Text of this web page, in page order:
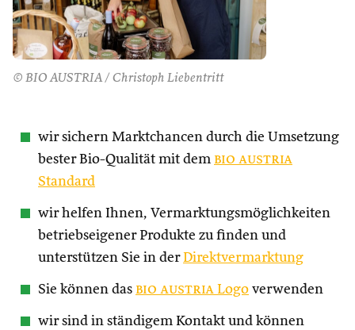
© BIO AUSTRIA / Christoph Liebentritt
wir sichern Marktchancen durch die Umsetzung
bester Bio-Qualität mit dem bio austria
Standard
wir helfen Ihnen, Vermarktungsmöglichkeiten
betriebseigener Produkte zu finden und
unterstützen Sie in derDirektvermarktung
Sie können das bio austria Logo verwenden
wir sind in ständigem Kontakt und können